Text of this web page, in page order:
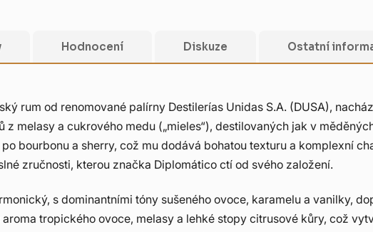
Hodnocení Diskuze Ostatní
rum od renomované palírny Destilerías Unidas S.A. (DUSA),
melasy a cukrového medu („mieles“), destilovaných jak v
bourbonu a sherry, což mu dodává bohatou texturu a komplexní
zručnosti, kterou značka Diplomático ctí od svého založení.
s dominantními tóny sušeného ovoce, karamelu a vanilky,
tropického ovoce, melasy a lehké stopy citrusové kůry, což